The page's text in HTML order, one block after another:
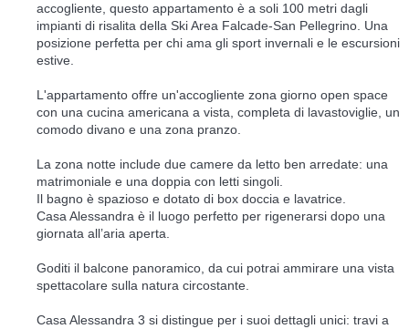
accogliente, questo appartamento è a soli 100 metri dagli
impianti di risalita della Ski Area Falcade-San Pellegrino. Una
posizione perfetta per chi ama gli sport invernali e le escursioni
estive.
L'appartamento offre un'accogliente zona giorno open space
con una cucina americana a vista, completa di lavastoviglie, un
comodo divano e una zona pranzo.
La zona notte include due camere da letto ben arredate: una
matrimoniale e una doppia con letti singoli.
Il bagno è spazioso e dotato di box doccia e lavatrice.
Casa Alessandra è il luogo perfetto per rigenerarsi dopo una
giornata all’aria aperta.
Goditi il balcone panoramico, da cui potrai ammirare una vista
spettacolare sulla natura circostante.
Casa Alessandra 3 si distingue per i suoi dettagli unici: travi a